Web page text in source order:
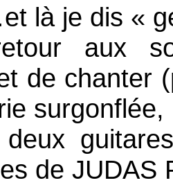
là je dis «
aux
de chanter
de JUDAS